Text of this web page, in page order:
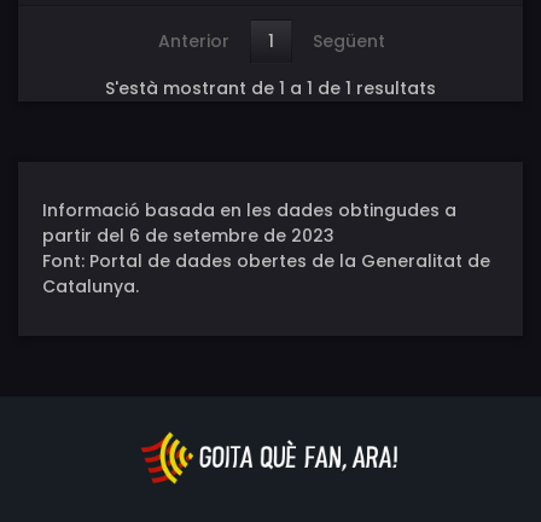
Anterior 1
Següent
S'està mostrant de 1 a 1 de 1 resultats
Informació basada en les dades obtingudes a
partir del 6 de setembre de 2023
Font: Portal de dades obertes de la Generalitat de
Catalunya.